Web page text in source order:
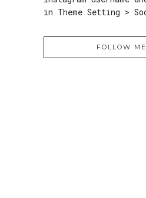
in Theme Setting >
FOLLOW